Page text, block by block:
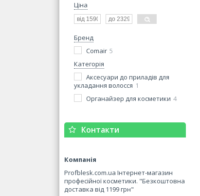
Ціна
Бренд
Comair 5
Категорія
Аксесуари до приладів для
укладання волосся 1
Органайзер для косметики 4
Контакти
Profblesk.com.ua Інтернет-магазин
професійної косметики. "Безкоштовна
доставка від 1199 грн"